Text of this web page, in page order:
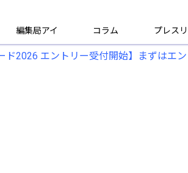
編集局アイ コラム プレス
ド2026 エントリー受付開始】まずはエ